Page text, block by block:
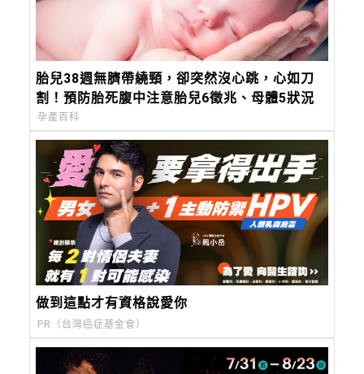
胎兒38週無臍帶繞頸，卻突然沒心跳，心如刀
割！預防胎死腹中注意胎兒6徵兆、母體5狀況
孕產百科
做到這點才有資格說愛你
PR（台灣癌症基金會）